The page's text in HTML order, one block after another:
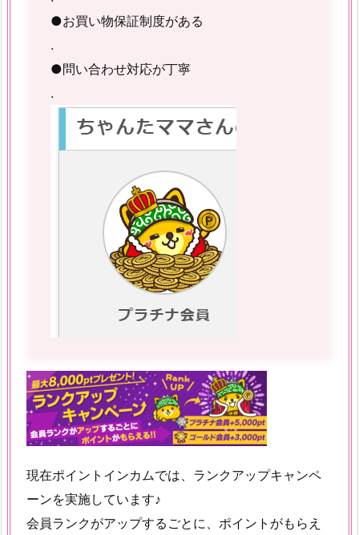
●お買い物保証制度がある
.
●問い合わせ対応が丁寧
.
現在ポイントインカムでは、ランクアップキャンペ
ーンを実施しています♪
会員ランクがアップするごとに、ポイントがもらえ